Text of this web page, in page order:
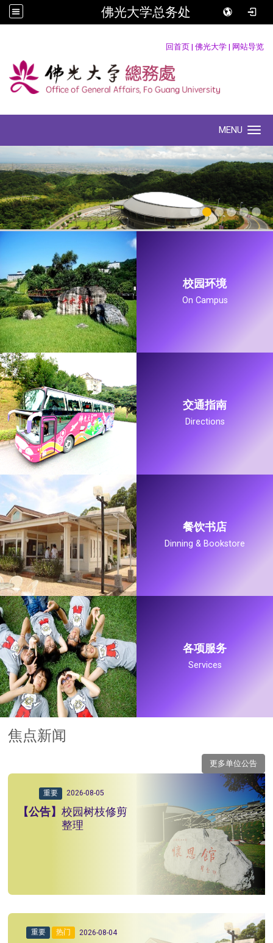
佛光大学总务处
回首页 | 佛光大学 | 网站导览
MENU
校园环境
On Campus
交通指南
Directions
餐饮书店
Dinning & Bookstore
各项服务
Services
焦点新闻
更多单位公告
重要 2026-08-05
校园树枝修剪
整理
重要 热门 2026-08-04